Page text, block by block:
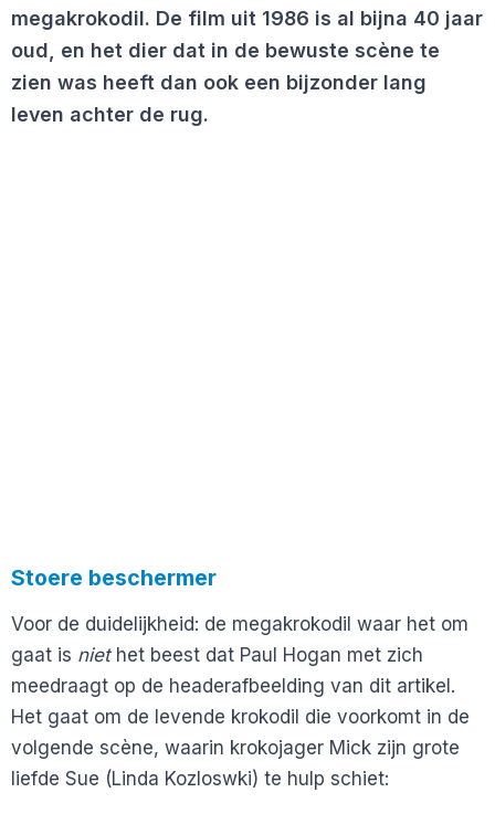
megakrokodil. De film uit 1986 is al bijna 40 jaar
oud, en het dier dat in de bewuste scène te
zien was heeft dan ook een bijzonder lang
leven achter de rug.
Stoere beschermer
Voor de duidelijkheid: de megakrokodil waar het om
gaat is niethet beest dat Paul Hogan met zich
meedraagt op de headerafbeelding van dit artikel.
Het gaat om de levende krokodil die voorkomt in de
volgende scène, waarin krokojager Mick zijn grote
liefde Sue (Linda Kozloswki) te hulp schiet: